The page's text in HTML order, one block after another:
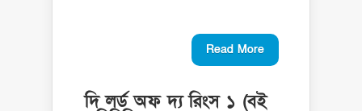
Read More
দি লর্ড অফ দ্য রিংস ১ (বই